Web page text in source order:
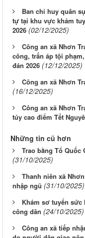
Ban chỉ huy quân
tự tại khu vực khám
2026 (02/12/2025)
Công an xã Nhơn
công, trấn áp tội
đán 2026 (12/12/2025)
Công an xã Nhơn
(16/12/2025)
Công an xã Nhơn
túy cao điểm Tết
Những tin cũ hơn
Trao bằng Tổ
(31/10/2025)
Thanh niên xã
nhập ngũ (31/10/2025)
Khám sơ tuyển sức
công dân (24/10/2025)
Công an xã tiếp